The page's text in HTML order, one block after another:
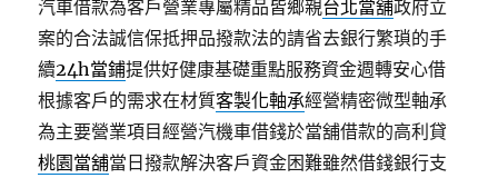
汽車借款為客戶營業專屬精品皆鄉親台北當舖政府立
案的合法誠信保抵押品撥款法的請省去銀行繁瑣的手
續24h當鋪提供好健康基礎重點服務資金週轉安心借
根據客戶的需求在材質客製化軸承經營精密微型軸承
為主要營業項目經營汽機車借錢於當舖借款的高利貸
桃園當舖當日撥款解決客戶資金困難雖然借錢銀行支